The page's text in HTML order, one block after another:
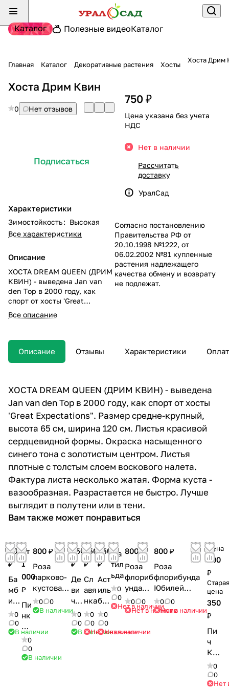
Каталог Полезные видеоКаталог
Главная Каталог Декоративные растения Хосты
Хоста Дрим
Хоста Дрим Квин
0 Нет отзывов
Подписаться
Характеристики
Зимостойкость: Высокая
Все характеристики
Описание
ХОСТА DREAM QUEEN (ДРИМ
КВИН) - выведена Jan van
den Top в 2000 году, как
спорт от хосты 'Great
Expectations". Размер
средне-крупный, высота 65
красивой сердцевидной
формы. Окраска
насыщенного синего тона с
воскового налета. Фактура
листа несколько жатая.
Форма куста - вазообразная.
Разрастается не быстро.
Лучше выглядит в полутени
Все описание
750 ₽
Цена указана без учета
НДС
Нет в наличии
Рассчитать
доставку
УралСад
Согласно постановлению
Правительства РФ от
20.10.1998 №1222, от
06.02.2002 №81 купленные
растения надлежащего
качества обмену и возврату
не подлежат.
Описание Отзывы Характеристики
ХОСТА DREAM QUEEN (ДРИМ КВИН) - выведена
Jan van den Top в 2000 году, как спорт от хосты
'Great Expectations". Размер средне-крупный,
высота 65 см, ширина 120 см. Листья красивой
сердцевидной формы. Окраска насыщенного
синего тона с золотистым центром. Листья
плотные с толстым слоем воскового налета.
Фактура листа несколько жатая. Форма куста -
вазообразная. Разрастается не быстро. Лучше
выглядит в полутени или в тени.
Вам также может понравиться
600
₽
Ба
мб
ин
и
Св
ит
0
0
В наличии
от
1
000
₽
Пи
нк
нк
уш
ен
0
0
В наличии
800 ₽
Роза
парково-
кустовая
Луис
Одьер
Louise
0
0
В наличии
250
₽
Де
ви
чи
й
ви
но
0
0
В наличии
650
₽
Сл
авя
нка
0
0
Нет в наличии
450
₽
Аст
иль
ба
Ка
рд
ина
0
0
Нет в наличии
Ма
тил
ьда
0
0
Нет в наличии
800 ₽
Роза
флориб
унда
Минерв
а (Rosa
)
0
0
Нет в наличии
800 ₽
Роза
флорибунда
Юбилей
Принца
Монако (Rosa
0
0
Нет в наличии
Цена
300
₽
цена
350
₽
Пи
ч
Кр
исп
0
0
Нет